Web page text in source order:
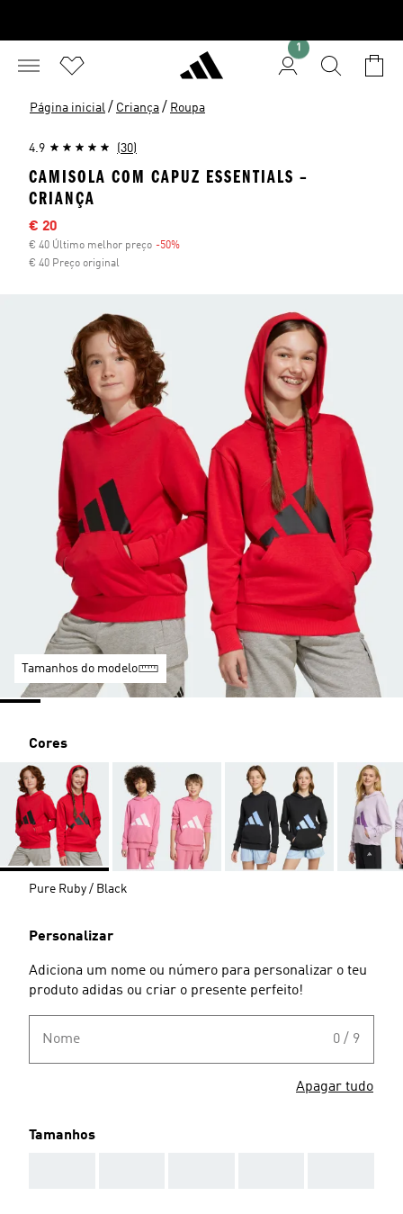
1
Página inicial / Criança / Roupa
4.9 (30)
CAMISOLA COM CAPUZ ESSENTIALS –
CRIANÇA
Preço com desconto
€ 20
€ 40 Último melhor preço -50%
€ 40 Preço original
Tamanhos do modelo
Cores
Pure Ruby / Black
Personalizar
Adiciona um nome ou número para personalizar o teu
produto adidas ou criar o presente perfeito!
Nome 0 / 9
Apagar tudo
Tamanhos